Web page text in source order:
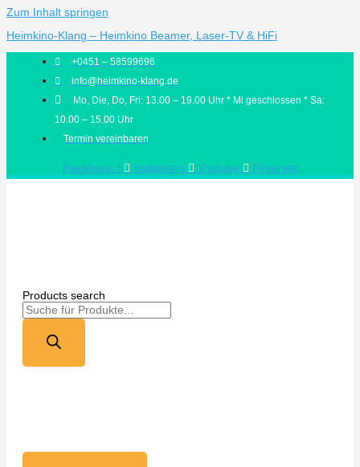
Zum Inhalt springen
Heimkino-Klang – Heimkino Beamer, Laser-TV & HiFi
+0451 – 58599696
info@heimkino-klang.de
Mo, Die, Do, Fri: 13.00 – 19.00 Uhr * Mi geschlossen * Sa:
10.00 – 15.00 Uhr
Termin vereinbaren
Facebook-f Instagram Youtube Pinterest
Products search